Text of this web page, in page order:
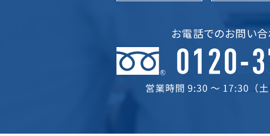
お電話でのお問い